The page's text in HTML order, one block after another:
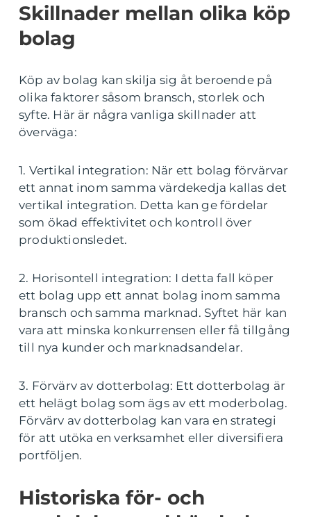
Skillnader mellan olika köp
bolag
Köp av bolag kan skilja sig åt beroende på
olika faktorer såsom bransch, storlek och
syfte. Här är några vanliga skillnader att
överväga:
1. Vertikal integration: När ett bolag förvärvar
ett annat inom samma värdekedja kallas det
vertikal integration. Detta kan ge fördelar
som ökad effektivitet och kontroll över
produktionsledet.
2. Horisontell integration: I detta fall köper
ett bolag upp ett annat bolag inom samma
bransch och samma marknad. Syftet här kan
vara att minska konkurrensen eller få tillgång
till nya kunder och marknadsandelar.
3. Förvärv av dotterbolag: Ett dotterbolag är
ett helägt bolag som ägs av ett moderbolag.
Förvärv av dotterbolag kan vara en strategi
för att utöka en verksamhet eller diversifiera
portföljen.
Historiska för- och